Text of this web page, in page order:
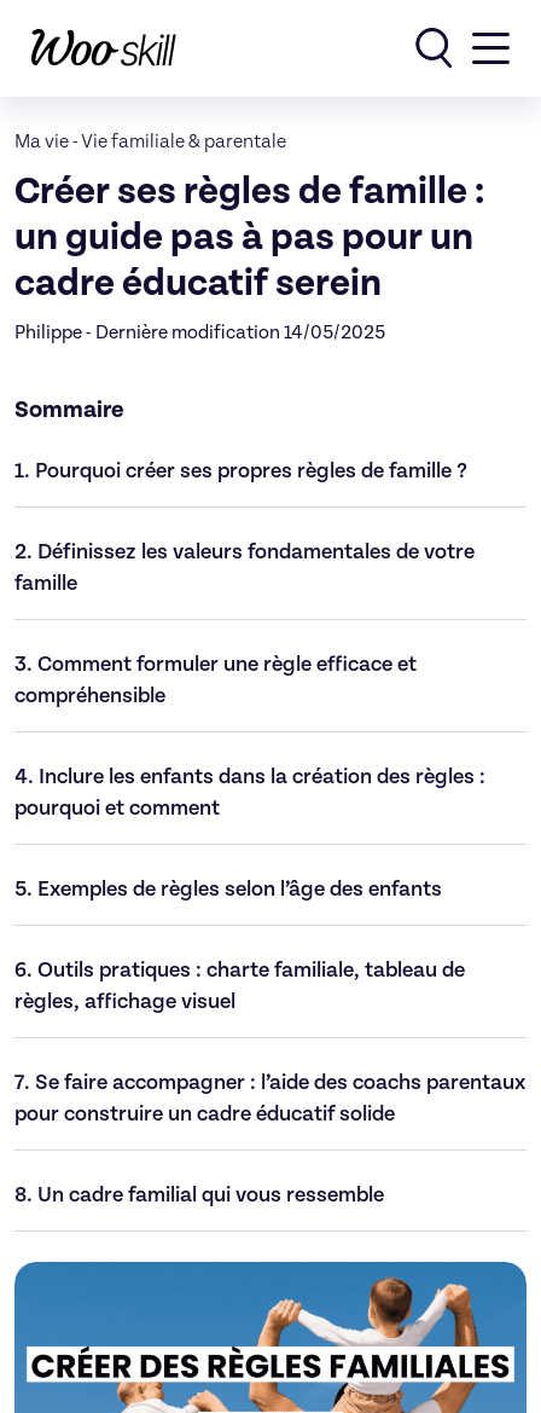
Ma vie-Vie familiale & parentale
Créer ses règles de famille :
un guide pas à pas pour un
cadre éducatif serein
Philippe - Dernière modification 14/05/2025
Sommaire
1. Pourquoi créer ses propres règles de famille ?
2. Définissez les valeurs fondamentales de votre
famille
3. Comment formuler une règle efficace et
compréhensible
4. Inclure les enfants dans la création des règles :
pourquoi et comment
5. Exemples de règles selon l’âge des enfants
6. Outils pratiques : charte familiale, tableau de
règles, affichage visuel
7. Se faire accompagner : l’aide des coachs parentaux
pour construire un cadre éducatif solide
8. Un cadre familial qui vous ressemble